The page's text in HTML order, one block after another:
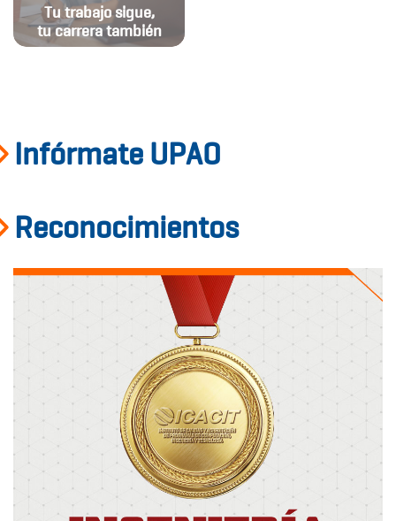
Tu trabajo sigue,
tu carrera también
Infórmate UPAO
Reconocimientos